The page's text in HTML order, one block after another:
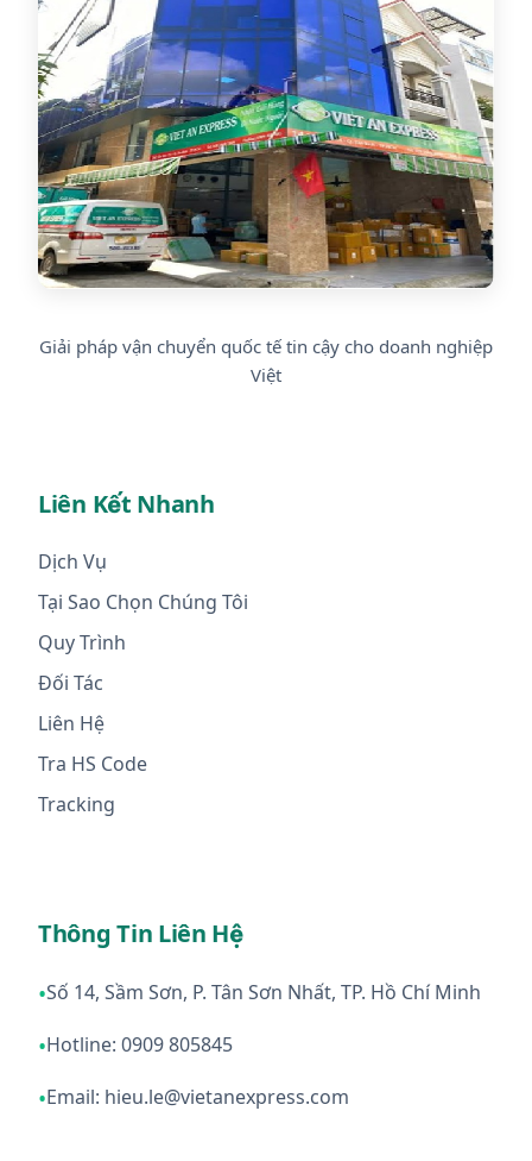
Giải pháp vận chuyển quốc tế tin cậy cho doanh nghiệp
Việt
Liên Kết Nhanh
Dịch Vụ
Tại Sao Chọn Chúng Tôi
Quy Trình
Đối Tác
Liên Hệ
Tra HS Code
Tracking
Thông Tin Liên Hệ
•Số 14, Sầm Sơn, P. Tân Sơn Nhất, TP. Hồ Chí Minh
•Hotline: 0909 805845
•Email: hieu.le@vietanexpress.com